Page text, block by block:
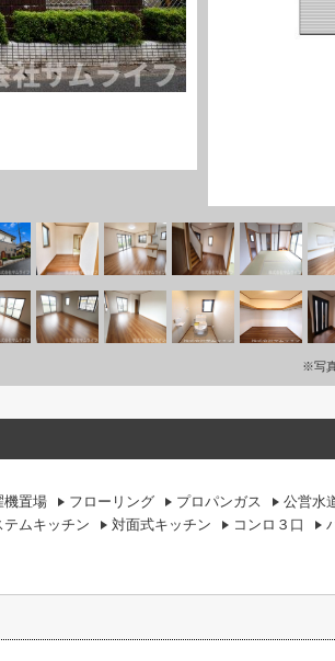
※写
機置場 フローリング プロパンガス 公営水
テムキッチン 対面式キッチン コンロ３口